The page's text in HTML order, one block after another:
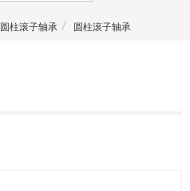
圆柱滚子轴承 圆柱滚子轴承